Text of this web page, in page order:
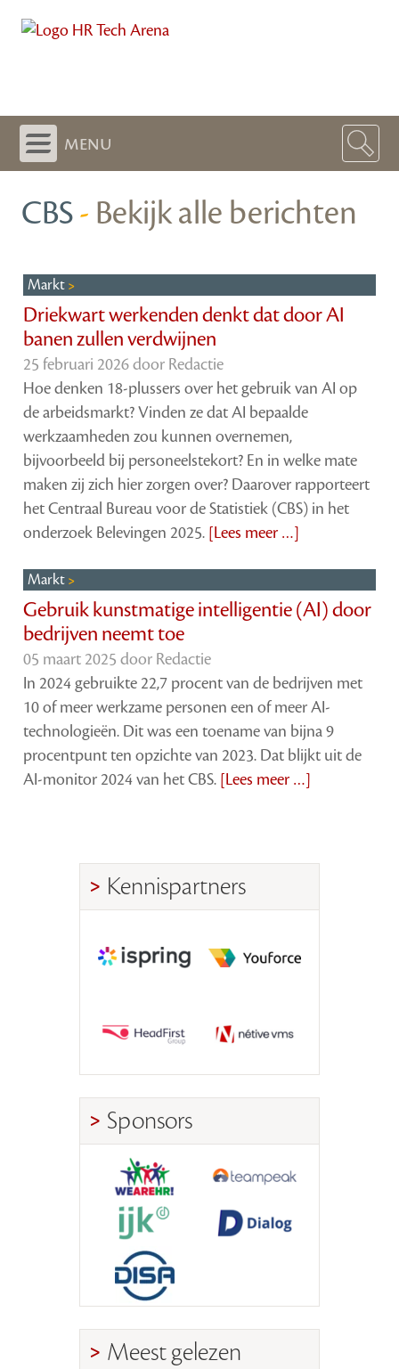
menu
CBS- Bekijk alle berichten
Markt
Driekwart werkenden denkt dat door AI
banen zullen verdwijnen
25 februari 2026 door Redactie
Hoe denken 18-plussers over het gebruik van AI op
de arbeidsmarkt? Vinden ze dat AI bepaalde
werkzaamheden zou kunnen overnemen,
bijvoorbeeld bij personeelstekort? En in welke mate
maken zij zich hier zorgen over? Daarover rapporteert
het Centraal Bureau voor de Statistiek (CBS) in het
onderzoek Belevingen 2025. [Lees meer …]
Markt
Gebruik kunstmatige intelligentie (AI) door
bedrijven neemt toe
05 maart 2025 door Redactie
In 2024 gebruikte 22,7 procent van de bedrijven met
10 of meer werkzame personen een of meer AI-
technologieën. Dit was een toename van bijna 9
procentpunt ten opzichte van 2023. Dat blijkt uit de
AI-monitor 2024 van het CBS. [Lees meer …]
Kennispartners
Sponsors
Meest gelezen